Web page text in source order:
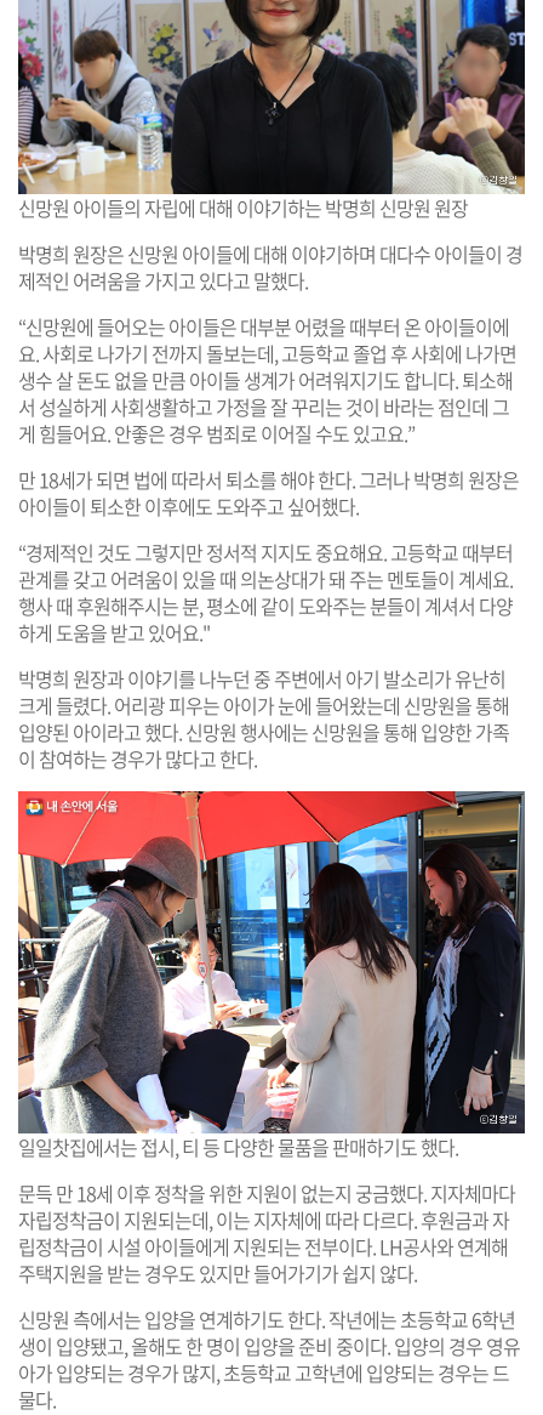
신망원 아이들의 자립에 대해 이야기하는 박명희 신망원 원장
박명희 원장은 신망원 아이들에 대해 이야기하며 대다수 아이들이 경
제적인 어려움을 가지고 있다고 말했다.
“신망원에 들어오는 아이들은 대부분 어렸을 때부터 온 아이들이에
요. 사회로 나가기 전까지 돌보는데, 고등학교 졸업 후 사회에 나가면
생수 살 돈도 없을 만큼 아이들 생계가 어려워지기도 합니다. 퇴소해
서 성실하게 사회생활하고 가정을 잘 꾸리는 것이 바라는 점인데 그
게 힘들어요. 안좋은 경우 범죄로 이어질 수도 있고요.”
만 18세가 되면 법에 따라서 퇴소를 해야 한다. 그러나 박명희 원장은
아이들이 퇴소한 이후에도 도와주고 싶어했다.
“경제적인 것도 그렇지만 정서적 지지도 중요해요. 고등학교 때부터
관계를 갖고 어려움이 있을 때 의논상대가 돼 주는 멘토들이 계세요.
행사 때 후원해주시는 분, 평소에 같이 도와주는 분들이 계셔서 다양
하게 도움을 받고 있어요."
박명희 원장과 이야기를 나누던 중 주변에서 아기 발소리가 유난히
크게 들렸다. 어리광 피우는 아이가 눈에 들어왔는데 신망원을 통해
입양된 아이라고 했다. 신망원 행사에는 신망원을 통해 입양한 가족
이 참여하는 경우가 많다고 한다.
일일찻집에서는 접시, 티 등 다양한 물품을 판매하기도 했다.
문득 만 18세 이후 정착을 위한 지원이 없는지 궁금했다. 지자체마다
자립정착금이 지원되는데, 이는 지자체에 따라 다르다. 후원금과 자
립정착금이 시설 아이들에게 지원되는 전부이다. LH공사와 연계해
주택지원을 받는 경우도 있지만 들어가기가 쉽지 않다.
신망원 측에서는 입양을 연계하기도 한다. 작년에는 초등학교 6학년
생이 입양됐고, 올해도 한 명이 입양을 준비 중이다. 입양의 경우 영유
아가 입양되는 경우가 많지, 초등학교 고학년에 입양되는 경우는 드
물다.